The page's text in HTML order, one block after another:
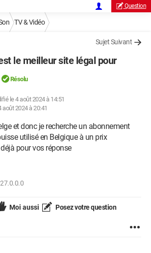
Question
TV & Vidéo
Sujet Suivant
le meilleur site légal pour
Résolu
le 4 août 2024 à 14:51
août 2024 à 20:41
et donc je recherche un abonnement
utilisé en Belgique à un prix
pour vos réponse
Moi aussi Posez votre question